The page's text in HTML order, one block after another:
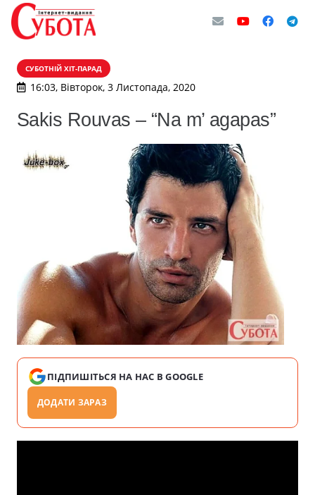
СУБОТНІЙ ХІТ-ПАРАД
16:03, Вівторок, 3 Листопада, 2020
Sakis Rouvas – “Na m’ agapas”
ПІДПИШІТЬСЯ НА НАС В GOOGLE
ДОДАТИ ЗАРАЗ